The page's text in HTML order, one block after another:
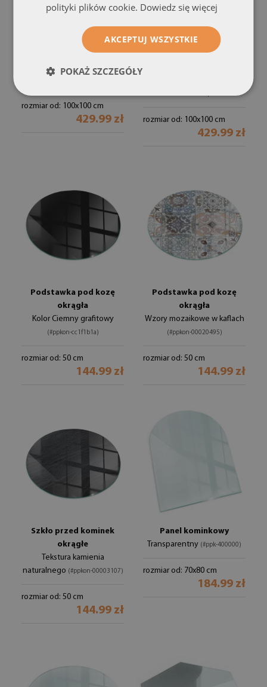
Szyba pod kominek
ćwiartka
Kolor Jasnokremowy
rozmiar od: 100x100 cm
429.99 zł
Szyba pod kominek
ćwiartka
rozmiar od: 100x100 cm
429.99 zł
Podstawka pod kozę
okrągła
Kolor Ciemny grafitowy
(#ppkon-cc1f1b1a)
rozmiar od: 50 cm
144.99 zł
Podstawka pod kozę
okrągła
Wzory mozaikowe w kaflach
(#ppkon-00020495)
rozmiar od: 50 cm
144.99 zł
Szkło przed kominek
okrągłe
Tekstura kamienia
naturalnego (#ppkon-00003107)
rozmiar od: 50 cm
144.99 zł
Panel kominkowy
Transparentny (#ppk-400000)
rozmiar od: 70x80 cm
184.99 zł
polityki plików cookie. Dowiedz się więcej
AKCEPTUJ WSZYSTKIE
POKAŻ SZCZEGÓŁY